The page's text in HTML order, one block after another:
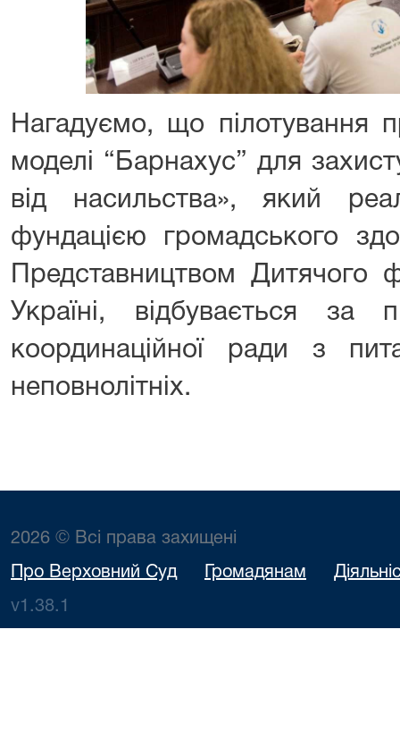
Нагадуємо, що пілотування
моделі “Барнахус” для
від насильства», який
фундацією громадського
Представництвом
Україні, відбувається за
координаційної ради з
неповнолітніх.
2026 © Всі права захищені
Про Верховний Суд Громадянам
v1.38.1